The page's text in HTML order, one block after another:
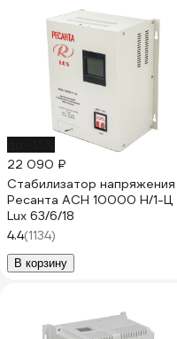
22 090 ₽
Стабилизатор напряжения
Ресанта АСН 10000 Н/1-Ц
Lux 63/6/18
4.4(1134)
В корзину